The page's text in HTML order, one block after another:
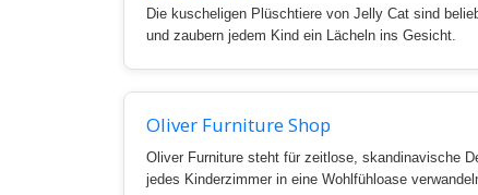
Die kuscheligen Plüschtiere von Jelly Cat sind
und zaubern jedem Kind ein Lächeln ins Gesicht.
Oliver Furniture Shop
Oliver Furniture steht für zeitlose, skandinavische
jedes Kinderzimmer in eine Wohlfühloase